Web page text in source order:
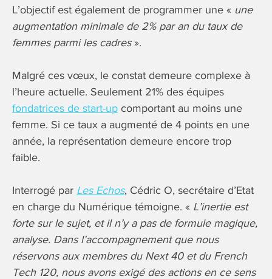
L’objectif est également de programmer une « une
augmentation minimale de 2% par an du taux de
femmes parmi les cadres».
Malgré ces vœux, le constat demeure complexe à
l’heure actuelle. Seulement 21% des équipes
fondatrices de start-up comportant au moins une
femme. Si ce taux a augmenté de 4 points en une
année, la représentation demeure encore trop
faible.
Interrogé par Les Echos, Cédric O, secrétaire d’Etat
en charge du Numérique témoigne. « L’inertie est
forte sur le sujet, et il n’y a pas de formule magique,
analyse. Dans l’accompagnement que nous
réservons aux membres du Next 40 et du French
Tech 120, nous avons exigé des actions en ce sens